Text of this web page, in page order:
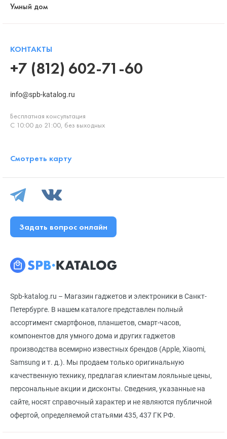
Spb-katalog.ru – Магазин гаджетов и электроники в Санкт-
Петербурге. В нашем каталоге представлен полный
ассортимент смартфонов, планшетов, смарт-часов,
компонентов для умного дома и других гаджетов
производства всемирно известных брендов (Apple, Xiaomi,
Samsung и т. д.). Мы продаем только оригинальную
качественную технику, предлагая клиентам лояльные цены,
персональные акции и дисконты. Сведения, указанные на
сайте, носят справочный характер и не являются публичной
офертой, определяемой статьями 435, 437 ГК РФ.
Умный дом
КОНТАКТЫ
+7 (812) 602-71-60
info@spb-katalog.ru
Бесплатная консультация
С 10:00 до 21:00, без выходных
Смотреть карту
Задать вопрос онлайн